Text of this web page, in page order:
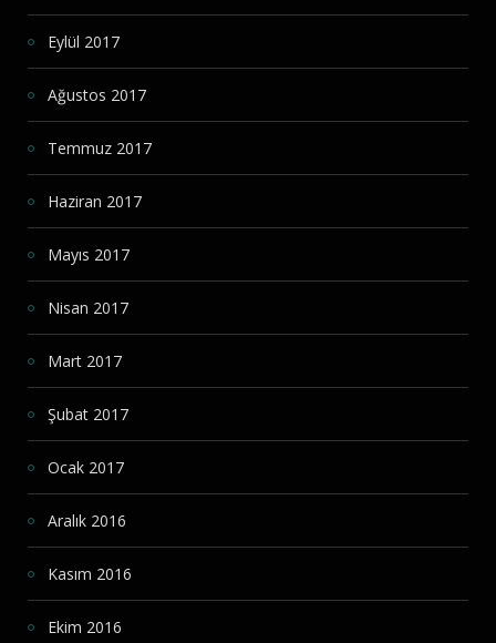
Eylül 2017
Ağustos 2017
Temmuz 2017
Haziran 2017
Mayıs 2017
Nisan 2017
Mart 2017
Şubat 2017
Ocak 2017
Aralık 2016
Kasım 2016
Ekim 2016